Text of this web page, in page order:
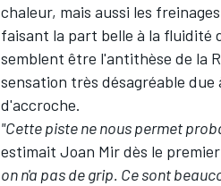
chaleur, mais aussi les
faisant la part belle à la fluidité
semblent être l'antithèse de la
sensation très désagréable
d'accroche.
"Cette piste ne nous permet
estimait Joan Mir dès le
on n'a pas de grip. Ce sont